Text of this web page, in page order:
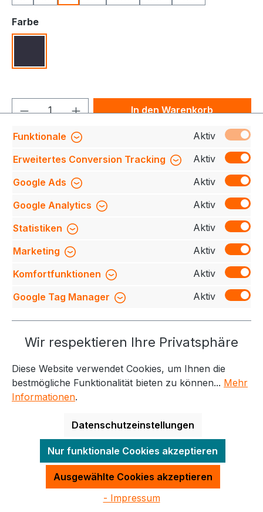
Farbeauswählen
Produkt Anzahl: Gib denIn den Warenkorb
Unser Fully Fashion 12gg Herren-
Strickpullover mit V-Ausschnitt bietet höchsten
Komfort und Langlebigkeit. Hergestellt aus e…
Mehr
Bewertungen
Service-Hotline
Weitere Themen
Informationen Kontakt
Alle Preise exkl. gesetzl. Mehrwertsteuer zzgl.
Versandkostenund ggf. Nachnahmegebühren, wenn
nicht anders angegeben.
Made with byQuadro GmbH
Funktionale
Aktiv
Erweitertes Conversion Tracking
Aktiv
Google Ads
Aktiv
Google Analytics
Aktiv
Statistiken
Aktiv
Marketing
Aktiv
Komfortfunktionen
Aktiv
Google Tag Manager
Aktiv
Wir respektieren Ihre Privatsphäre
Diese Website verwendet Cookies, um Ihnen die
bestmögliche Funktionalität bieten zu können... Mehr
Informationen.
Datenschutzeinstellungen
Nur funktionale Cookies akzeptieren
Ausgewählte Cookies akzeptieren
- Impressum